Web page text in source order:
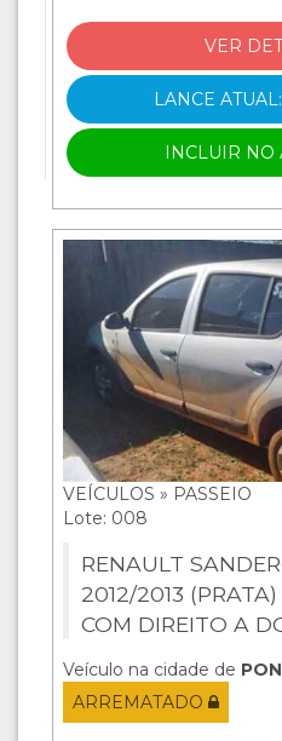
VER
LANCE
INCLUIR NO
VEÍCULOS » PASSEIO
Lote: 008
RENAULT
2012/2013
COM DIREITO A
Veículo na cidade de
ARREMATADO